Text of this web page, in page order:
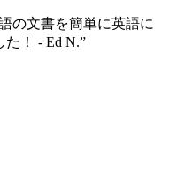
の文書を簡単に英語に
！ - Ed N.”